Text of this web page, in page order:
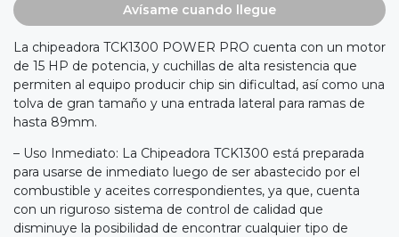
Avísame cuando llegue
La chipeadora TCK1300 POWER PRO cuenta con un motor
de 15 HP de potencia, y cuchillas de alta resistencia que
permiten al equipo producir chip sin dificultad, así como una
tolva de gran tamaño y una entrada lateral para ramas de
hasta 89mm.
– Uso Inmediato: La Chipeadora TCK1300 está preparada
para usarse de inmediato luego de ser abastecido por el
combustible y aceites correspondientes, ya que, cuenta
con un riguroso sistema de control de calidad que
disminuye la posibilidad de encontrar cualquier tipo de